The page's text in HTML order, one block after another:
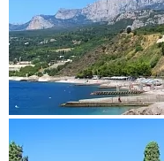
+7 495 215 5755 доб.
+7 925-084-93-70